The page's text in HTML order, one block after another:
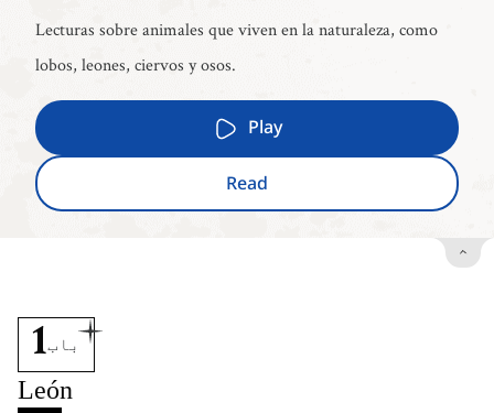
Lecturas sobre animales que viven en la naturaleza, como
lobos, leones, ciervos y osos.
Play
Read
1باب
León